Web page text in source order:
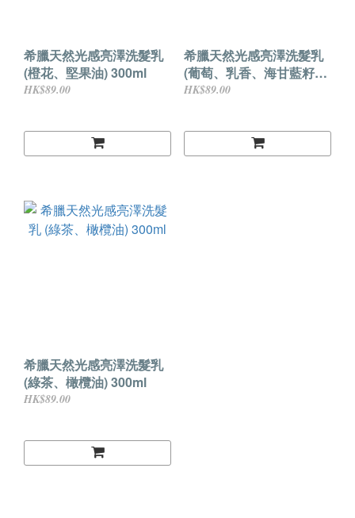
希臘天然光感亮澤洗髮乳
(橙花、堅果油) 300ml
HK$89.00
希臘天然光感亮澤洗髮乳
(葡萄、乳香、海甘藍籽油)
300ml
HK$89.00
希臘天然光感亮澤洗髮乳
(綠茶、橄欖油) 300ml
HK$89.00